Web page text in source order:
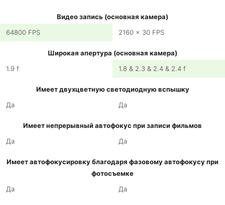
Видео запись (основная камера)
64800 FPS
2160 x 30 FPS
Широкая апертура (основная камера)
1.9 f
1.8 & 2.3 & 2.4 & 2.4 f
Имеет двухцветную светодиодную вспышку
Да
Да
Имеет непрерывный автофокус при записи фильмов
Да
Да
Имеет автофокусировку благодаря фазовому автофокусу при
фотосъемке
Да
Да